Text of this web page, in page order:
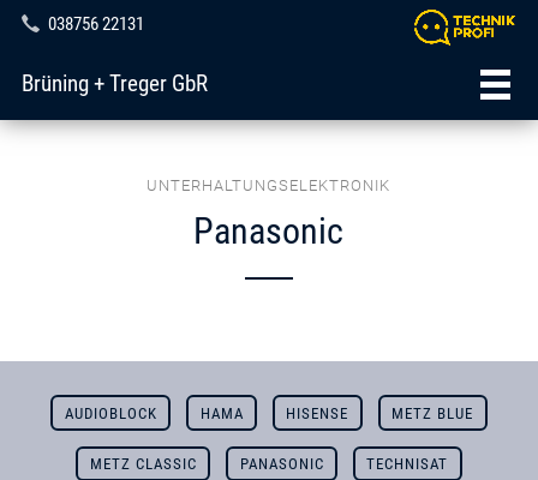
038756 22131
Brüning + Treger GbR
UNTERHALTUNGSELEKTRONIK
Panasonic
AUDIOBLOCK HAMA HISENSE METZ BLUE
METZ CLASSIC PANASONIC TECHNISAT